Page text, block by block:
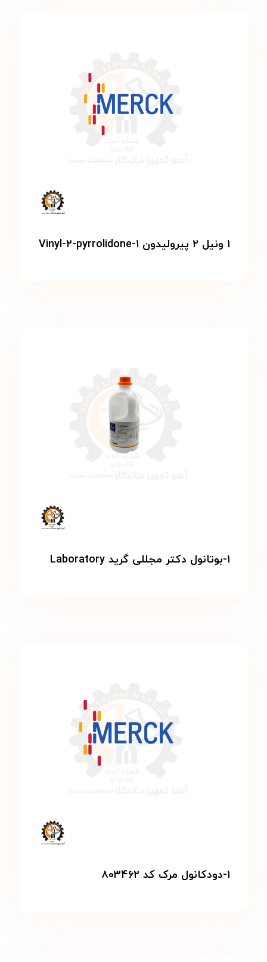
۱ ونیل ۲ پیرولیدون ۱-Vinyl-۲-pyrrolidone
۱-بوتانول دکتر مجللی گرید Laboratory
۱-دودکانول مرک کد ۸۰۳۴۶۲